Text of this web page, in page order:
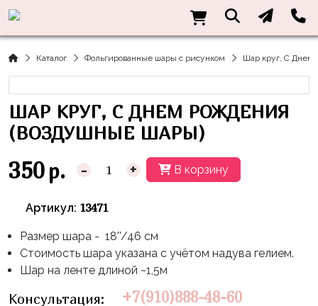
Каталог Фольгированные шары с рисунком Шар круг, С Днем
ШАР КРУГ, С ДНЕМ РОЖДЕНИЯ
(ВОЗДУШНЫЕ ШАРЫ)
350 р. - + В корзину
Артикул: 13471
Размер шара - 18''/46 см
Стоимость шара указана с учётом надува гелием.
Шар на ленте длиной ~1,5м
Консультация: +7(910)888-48-60
консультация?
Акции
Хиты
Каталог
Латексные
шары
без
Латексные
рисунком
Фольгированные
сердца/
звёзды
Праздники
8
марта
23
Дембель
Родился
День
Рождения
День
Тематики
Оранжевая
Корова
Маша
Медведь
Трактор
Миньоны
Пикачу
Леди
Информация
О нас
Доставка
и оплата
Контакты
+7(910)888-
48-
60